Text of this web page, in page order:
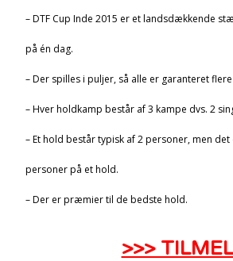
– DTF Cup Inde 2015 er et landsdækkende
på én dag.
– Der spilles i puljer, så alle er garanteret
– Hver holdkamp består af 3 kampe dvs. 2
– Et hold består typisk af 2 personer, men
personer på et hold.
– Der er præmier til de bedste hold.
>>>